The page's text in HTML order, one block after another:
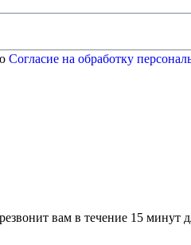
Согласие на обработку
вам в течение 15 минут